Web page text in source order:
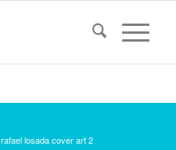
rafael losada cover art 2